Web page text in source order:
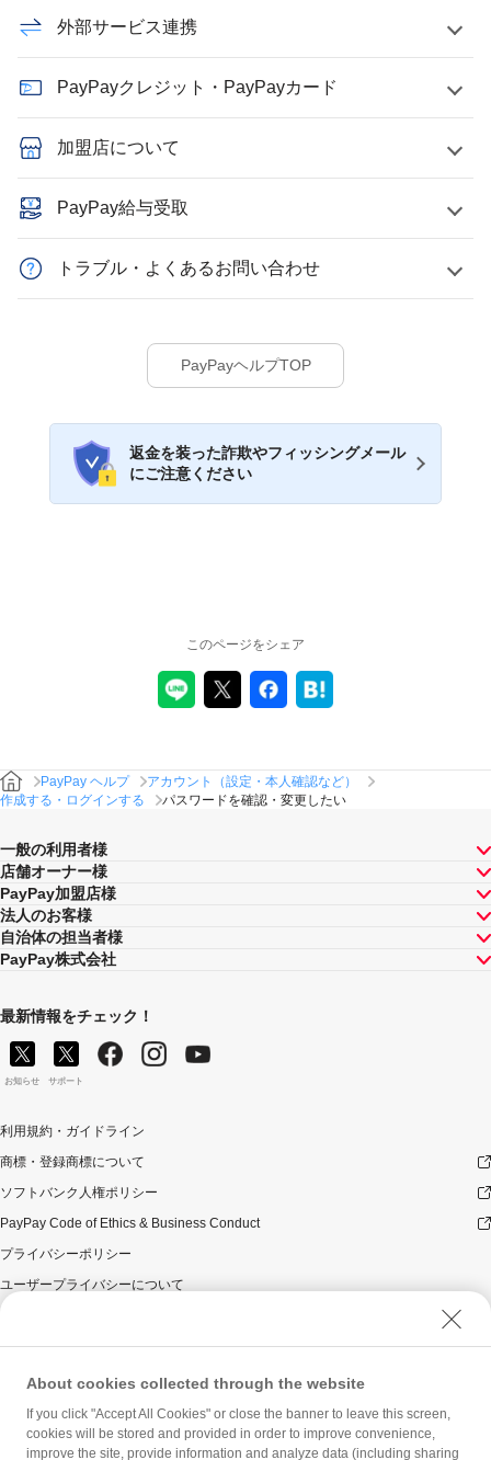
外部サービス連携
PayPayクレジット・PayPayカード
加盟店について
PayPay給与受取
トラブル・よくあるお問い合わせ
PayPayヘルプTOP
返金を装った詐欺やフィッシングメール
にご注意ください
このページをシェア
PayPay ヘルプ
アカウント（設定・本人確認など）
作成する・ログインする
パスワードを確認・変更したい
一般の利用者様
店舗オーナー様
PayPay加盟店様
法人のお客様
自治体の担当者様
PayPay株式会社
最新情報をチェック！
お知らせ サポート
利用規約・ガイドライン
商標・登録商標について
ソフトバンク人権ポリシー
PayPay Code of Ethics & Business Conduct
プライバシーポリシー
ユーザープライバシーについて
ウェブサイト利用規約
反社会的勢力に対する方針
勧誘方針
マネロン等基本方針
About cookies collected through the website
If you click "Accept All Cookies" or close the banner to leave this screen,
cookies will be stored and provided in order to improve convenience,
improve the site, provide information and analyze data (including sharing